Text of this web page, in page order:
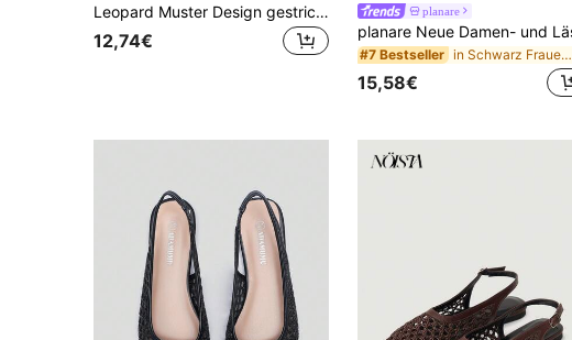
Leopard Muster Design gestrickte atmungsaktive flache Schuhe Mom-Schuhe Arbeitsalltag Lässig-Schuhe Damen Haus Outdoor Damen-Schuhe
12,74€
planare
#7 Bestseller in Schwarz Frauen Wohnungen
15,58€